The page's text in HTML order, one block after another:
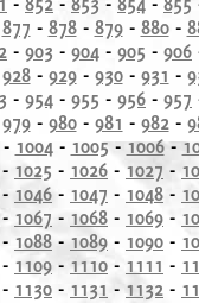
877 - 878- 879- 880-
- 903 - 904 - 905 - 906
928- 929- 930- 931 -
- 954 - 955 - 956 - 957
979- 980- 981 - 982-
- 1004- 1005 -1006-
- 1025 - 1026 - 1027 -
- 1046 - 1047 - 1048 -
- 1067 - 1068 - 1069 -
- 1088 - 1089 - 1090 -
- 1109 - 1110 - 1111 -
- 1130 - 1131 - 1132 -